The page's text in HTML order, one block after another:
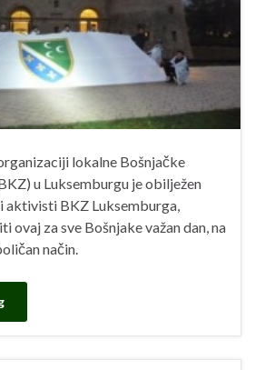
lokalne Bošnjačke
u Luksemburgu je obilježen
aktivisti BKZ Luksemburga,
ovaj za sve Bošnjake važan dan, na
način.